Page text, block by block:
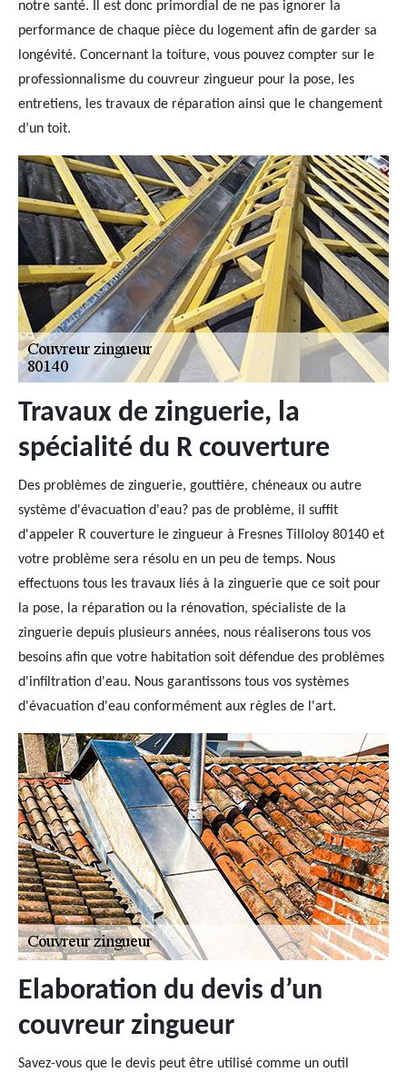
notre santé. Il est donc primordial de ne pas ignorer la
performance de chaque pièce du logement afin de garder sa
longévité. Concernant la toiture, vous pouvez compter sur le
professionnalisme du couvreur zingueur pour la pose, les
entretiens, les travaux de réparation ainsi que le changement
d’un toit.
Travaux de zinguerie, la
spécialité du R couverture
Des problèmes de zinguerie, gouttière, chéneaux ou autre
système d'évacuation d'eau? pas de problème, il suffit
d'appeler R couverture le zingueur à Fresnes Tilloloy 80140 et
votre problème sera résolu en un peu de temps. Nous
effectuons tous les travaux liés à la zinguerie que ce soit pour
la pose, la réparation ou la rénovation, spécialiste de la
zinguerie depuis plusieurs années, nous réaliserons tous vos
besoins afin que votre habitation soit défendue des problèmes
d'infiltration d'eau. Nous garantissons tous vos systèmes
d'évacuation d'eau conformément aux règles de l'art.
Elaboration du devis d’un
couvreur zingueur
Savez-vous que le devis peut être utilisé comme un outil